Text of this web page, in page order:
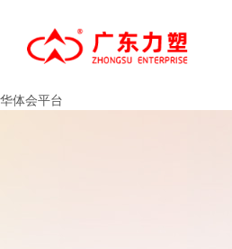
华体会平台